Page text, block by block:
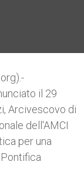
il 29
Arcivescovo di
dell'AMCI
per una